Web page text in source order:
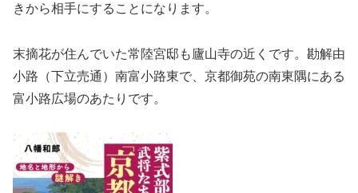
きから相手にすることになります。
末摘花が住んでいた常陸宮邸も廬山寺の近くです。勘解由
小路（下立売通）南富小路東で、京都御苑の南東隅にある
富小路広場のあたりです。